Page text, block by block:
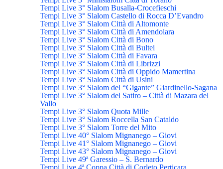
Tempi Live 3° Slalom Busalla-Crocefieschi
Tempi Live 3° Slalom Castello di Rocca D’Evandro
Tempi Live 3° Slalom Città di Altomonte
Tempi Live 3° Slalom Città di Amendolara
Tempi Live 3° Slalom Città di Bono
Tempi Live 3° Slalom Città di Bultei
Tempi Live 3° Slalom Città di Favara
Tempi Live 3° Slalom Città di Librizzi
Tempi Live 3° Slalom Città di Oppido Mamertina
Tempi Live 3° Slalom Città di Usini
Tempi Live 3° Slalom del “Gigante” Giardinello-Sagana
Tempi Live 3° Slalom del Satiro – Città di Mazara del
Vallo
Tempi Live 3° Slalom Quota Mille
Tempi Live 3° Slalom Roccella San Cataldo
Tempi Live 3° Slalom Torre del Mito
Tempi Live 40° Slalom Mignanego – Giovi
Tempi Live 41° Slalom Mignanego – Giovi
Tempi Live 43° Slalom Mignanego – Giovi
Tempi Live 49ª Garessio – S. Bernardo
Tempi Live 4ª Coppa Città di Corleto Perticara